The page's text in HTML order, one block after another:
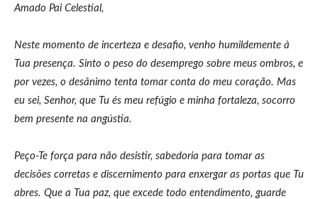
Amado Pai Celestial,
Neste momento de incerteza e desafio, venho humildemente à
Tua presença. Sinto o peso do desemprego sobre meus ombros, e
por vezes, o desânimo tenta tomar conta do meu coração. Mas
eu sei, Senhor, que Tu és meu refúgio e minha fortaleza, socorro
bem presente na angústia.
Peço-Te força para não desistir, sabedoria para tomar as
decisões corretas e discernimento para enxergar as portas que Tu
abres. Que a Tua paz, que excede todo entendimento, guarde